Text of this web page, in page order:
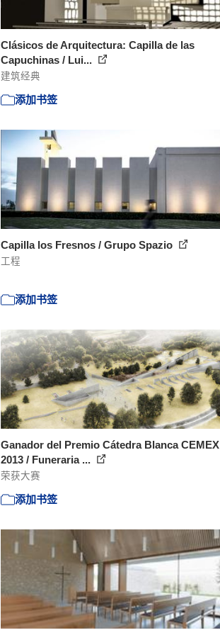
Clásicos de Arquitectura: Capilla de las
Capuchinas / Lui...
建筑经典
添加书签
Capilla los Fresnos / Grupo Spazio
工程
添加书签
Ganador del Premio Cátedra Blanca CEMEX
2013 / Funeraria ...
荣获大赛
添加书签